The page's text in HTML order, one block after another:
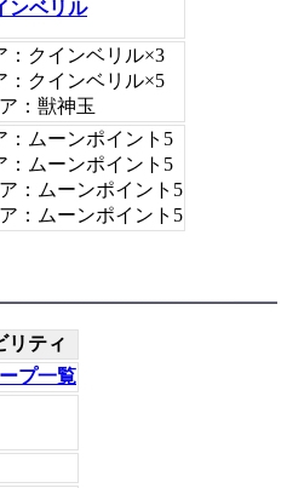
ンベリル
：クインベリル×3
：クインベリル×5
：獣神玉
：ムーンポイント5
：ムーンポイント5
：ムーンポイント5
：ムーンポイント5
リティ
プ一覧